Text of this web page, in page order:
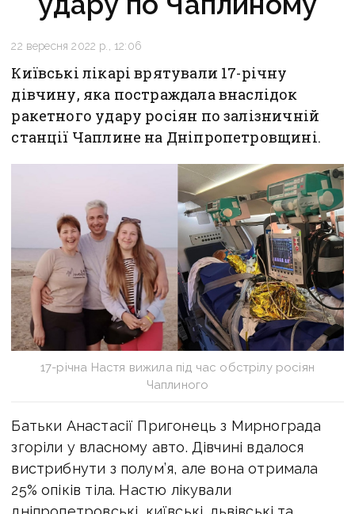
22 вересня 2022 р., 12:06
Київські лікарі врятували 17-річну
дівчину, яка постраждала внаслідок
ракетного удару росіян по залізничній
станції Чаплине на Дніпропетровщині.
17-річна Настя вижила під час обстрілу росіян
Чаплиного
Батьки Анастасії Пригонець з Мирнограда
згоріли у власному авто. Дівчині вдалося
вистрибнути з полум’я, але вона отримала
25% опіків тіла. Настю лікували